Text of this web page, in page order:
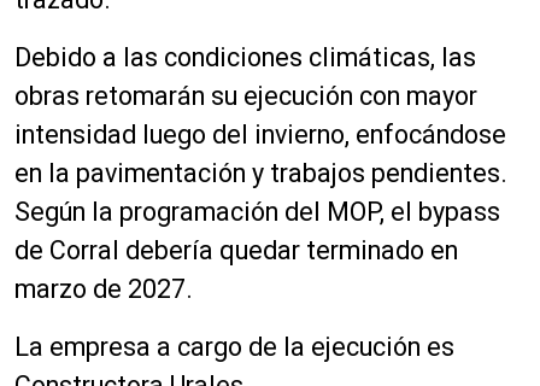
Debido a las condiciones climáticas, las
obras retomarán su ejecución con mayor
intensidad luego del invierno, enfocándose
en la pavimentación y trabajos pendientes.
Según la programación del MOP, el bypass
de Corral debería quedar terminado en
marzo de 2027.
La empresa a cargo de la ejecución es